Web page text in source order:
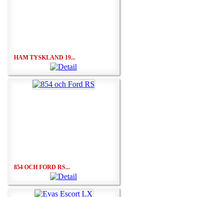
HAM TYSKLAND 19...
854 OCH FORD RS...